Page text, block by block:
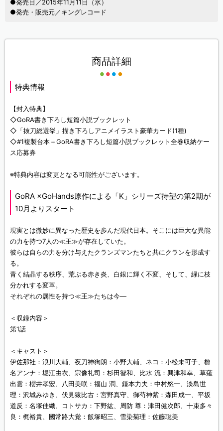
●発売日／2015年11月11日（水）
●発売・販売元／キングレコード
商品詳細
特典情報
【封入特典】
◇GoRA書き下ろし短篇小説ブックレット
◇「抜刀総選挙」描き下ろしアニメイラスト豪華カード(1種)
◇#1複製台本＋GoRA書き下ろし短篇小説ブックレット全巻収納ケー
ス応募券
※特典内容は変更となる可能性がございます。
GoRA ×GoHands原作による「K」シリーズ待望の第2期が
10月よりスタート
現実とは微妙に異なった歴史を歩んだ現代日本。そこには巨大な異能
の力を持つ7人の≪王≫が存在していた。
彼らは自らの力を分け与えたクランズマンたちと共にクランを形成す
る。
青く結晶する秩序、荒ぶる赤き炎、白銀に輝く不変、そして、緑に枝
分かれする変革。
それぞれの属性を持つ≪王≫たちは今―
＜収録内容＞
第1話
＜キャスト＞
伊佐那社：浪川大輔、夜刀神狗朗：小野大輔、ネコ：小松未可子、櫛
名アンナ：堀江由衣、宗像礼司：杉田智和、比水 流：興津和幸、草薙
出雲：櫻井孝宏、八田美咲：福山 潤、鎌本力夫：中村悠一、淡島世
理：沢城みゆき、伏見猿比古：宮野真守、御芍神紫：森田成一、平坂
道反：名塚佳織、コトサカ：下野紘、周防 尊：津田健次郎、十束多々
良：梶裕貴、國常路大覚：飯塚昭三、雪染菊理：佐藤聡美